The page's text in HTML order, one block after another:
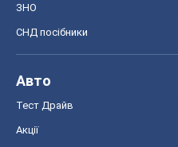
ЗНО
СНД посібники
Авто
Тест Драйв
Акції